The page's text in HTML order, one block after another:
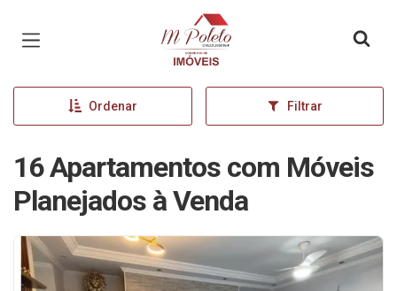
Página inicial
Ordenar Filtrar
16 Apartamentos com Móveis
Planejados à Venda